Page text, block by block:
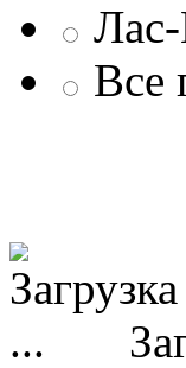
Все